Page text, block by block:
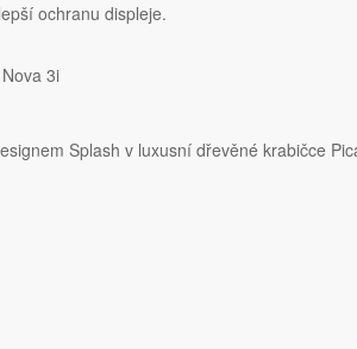
ochranu displeje.
3i
Splash v luxusní dřevěné krabičce